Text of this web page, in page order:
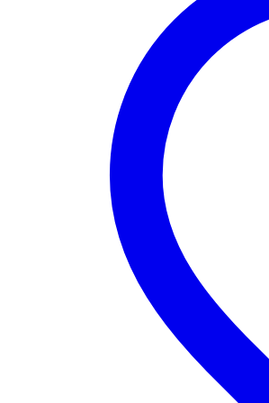
Peso y las dimensiones incluyen el paquete
(incluyendo el paquete)
Dimensiones
(incluyendo el paquete)
Características del producto
estuche impermeable para guitarra
para guitarras eléctricas estilo T
construcción extremadamente
material: copolímero de
mecanismo de cierre aprobado
interior de felpa suave
control automático de la presión
cómoda asa
ruedas silenciosas
gran compartimento para
dimensiones: 1143 x 438 x 165